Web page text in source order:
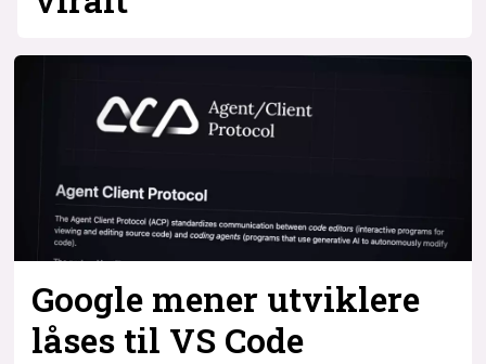
Google mener utviklere
låses til VS Code